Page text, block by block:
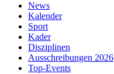
News
Kalender
Sport
Kader
Disziplinen
Ausschreibungen 2026
Top-Events